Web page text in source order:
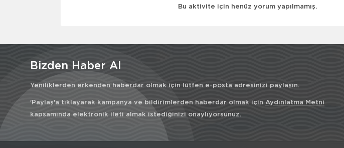
Bu aktivite için henüz yorum yapılmamış.
Bizden Haber Al
Yeniliklerden erkenden haberdar olmak için lütfen e-posta adresinizi paylaşın.
'Paylaş'a tıklayarak kampanya ve bildirimlerden haberdar olmak için Aydınlatma Metni
kapsamında elektronik ileti almak istediğinizi onaylıyorsunuz.